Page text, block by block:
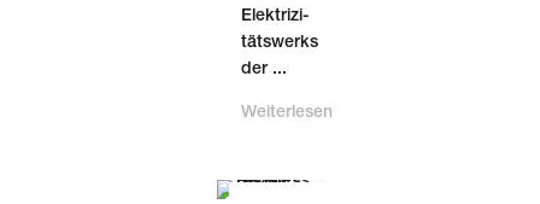
Elek­tri­zi­
täts­werks
der ...
Weiterlesen